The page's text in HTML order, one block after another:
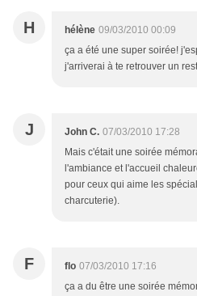
H hélène 09/03/2010 00:09
ça a été une super soirée!
j'arriverai à te retrouver un
J John C. 07/03/2010 17:28
Mais c'était une soirée
l'ambiance et l'accueil
pour ceux qui aime les
charcuterie).
F flo 07/03/2010 17:16
ça a du être une soirée